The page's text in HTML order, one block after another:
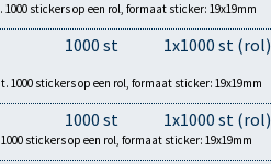
stickers op een rol, formaat sticker: 19x19mm
1000 st 1x1000 st (rol)
1000 stickers op een rol, formaat sticker: 19x19mm
1000 st 1x1000 st (rol)
stickers op een rol, formaat sticker: 19x19mm